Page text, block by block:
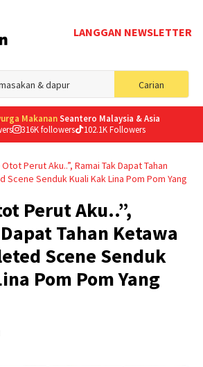
LANGGAN NEWSLETTER
Carian
for:
MakananSeantero Malaysia & Asia
316K followers 102.1K Followers
Perut Aku..”, Ramai Tak Dapat Tahan
Senduk Kuali Kak Lina Pom Pom Yang
Perut Aku..”,
Tahan Ketawa
Scene Senduk
Pom Pom Yang